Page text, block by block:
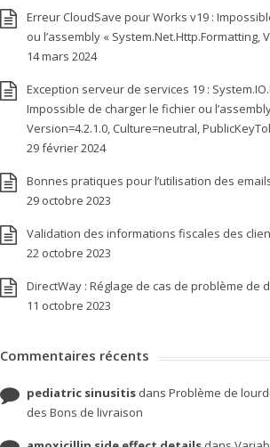
Erreur CloudSave pour Works v19 :
ou l’assembly « System.Net.Http.Formatting,
14 mars 2024
Exception serveur de services 19 :
Impossible de charger le fichier ou
Version=4.2.1.0, Culture=neutral,
29 février 2024
Bonnes pratiques pour l’utilisation des
29 octobre 2023
Validation des informations fiscales des
22 octobre 2023
DirectWay : Réglage de cas de problème de
11 octobre 2023
Commentaires récents
pediatric sinusitis dans Problème de
des Bons de livraison